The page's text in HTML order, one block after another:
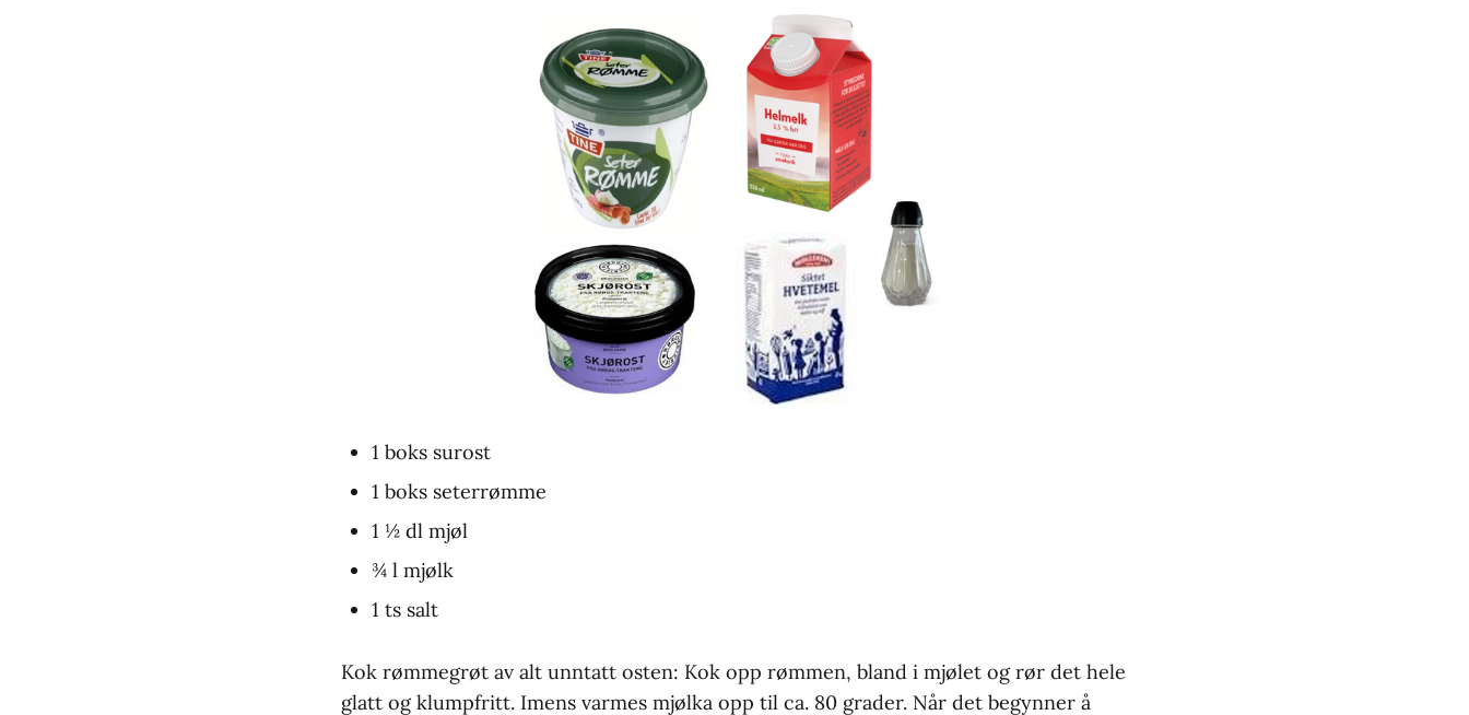
1 boks surost
1 boks seterrømme
1 ½ dl mjøl
¾ l mjølk
1 ts salt
Kok rømmegrøt av alt unntatt osten: Kok opp rømmen, bland i mjølet og rør det hele
glatt og klumpfritt. Imens varmes mjølka opp til ca. 80 grader. Når det begynner å